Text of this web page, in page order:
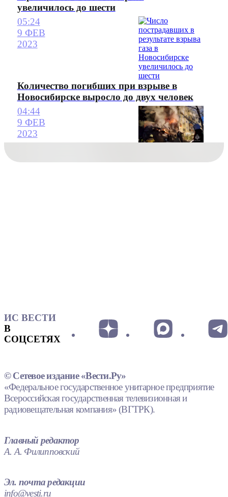
увеличилось до шести
05:24
9 ФЕВ
2023
Количество погибших при взрыве в
Новосибирске выросло до двух человек
04:44
9 ФЕВ
2023
ИС ВЕСТИ
В
СОЦСЕТЯХ
© Сетевое издание «Вести.Ру»
«Федеральное государственное унитарное предприятие
Всероссийская государственная телевизионная и
радиовещательная компания» (ВГТРК).
Главный редактор
А. А. Филипповский
Эл. почта редакции
info@vesti.ru